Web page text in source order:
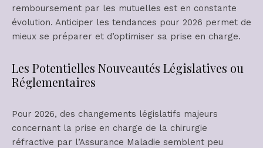
remboursement par les mutuelles est en constante
évolution. Anticiper les tendances pour 2026 permet de
mieux se préparer et d’optimiser sa prise en charge.
Les Potentielles Nouveautés Législatives ou
Réglementaires
Pour 2026, des changements législatifs majeurs
concernant la prise en charge de la chirurgie
réfractive par l’Assurance Maladie semblent peu